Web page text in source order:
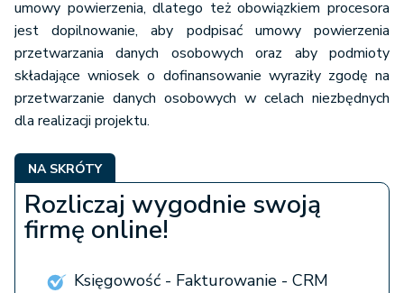
umowy powierzenia, dlatego też obowiązkiem procesora
jest dopilnowanie, aby podpisać umowy powierzenia
przetwarzania danych osobowych oraz aby podmioty
składające wniosek o dofinansowanie wyraziły zgodę na
przetwarzanie danych osobowych w celach niezbędnych
dla realizacji projektu.
NA SKRÓTY
Rozliczaj wygodnie swoją
firmę online!
Księgowość - Fakturowanie - CRM